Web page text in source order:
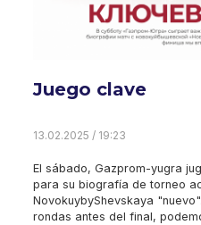
Juego clave
13.02.2025 / 19:23
El sábado, Gazprom-yugra
para su biografía de torneo
NovokuybyShevskaya
rondas antes del final,